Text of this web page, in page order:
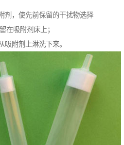
剂，使先前保留的干扰物选择
在吸附剂床上；
吸附剂上淋洗下来。